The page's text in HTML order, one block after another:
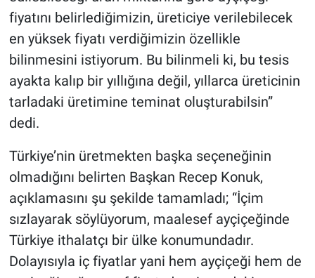
fiyatını belirlediğimizin, üreticiye verilebilecek
en yüksek fiyatı verdiğimizin özellikle
bilinmesini istiyorum. Bu bilinmeli ki, bu tesis
ayakta kalıp bir yıllığına değil, yıllarca üreticinin
tarladaki üretimine teminat oluşturabilsin”
dedi.
Türkiye’nin üretmekten başka seçeneğinin
olmadığını belirten Başkan Recep Konuk,
açıklamasını şu şekilde tamamladı; “İçim
sızlayarak söylüyorum, maalesef ayçiçeğinde
Türkiye ithalatçı bir ülke konumundadır.
Dolayısıyla iç fiyatlar yani hem ayçiçeği hem de